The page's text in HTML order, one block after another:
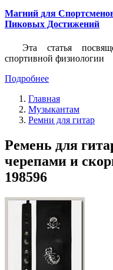
Магний для
Пиковых Достижений
Эта статья
спортивной физиологии
Подробнее
Главная
Музыкантам
Ремни для гитар
Ремень для
черепами и
198596